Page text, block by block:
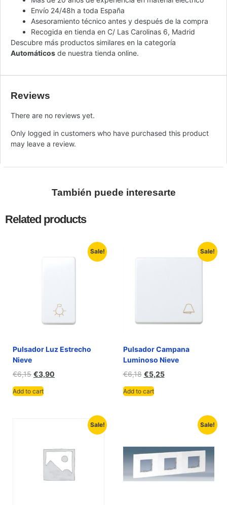
Envío 24/48h a toda España
Asesoramiento técnico antes y después de la compra
Recogida en tienda en C/ Las Carolinas 6, Madrid
Descubre más productos similares en la categoría
Automáticos de nuestra tienda online.
Reviews
There are no reviews yet.
Only logged in customers who have purchased this product
may leave a review.
También puede interesarte
Related products
Sale!
Pulsador Luz Estrecho
Nieve
€6,15 €3,90
Add to cart
Sale!
Pulsador Campana
Luminoso Nieve
€6,18 €5,25
Add to cart
Sale! Sale!